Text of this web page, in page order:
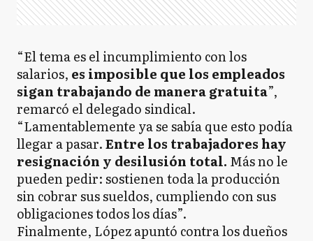
“El tema es el incumplimiento con los
salarios, es imposible que los empleados
sigan trabajando de manera gratuita”,
remarcó el delegado sindical.
“Lamentablemente ya se sabía que esto podía
llegar a pasar.Entre los trabajadores hay
resignación y desilusión total. Más no le
pueden pedir: sostienen toda la producción
sin cobrar sus sueldos, cumpliendo con sus
obligaciones todos los días”.
Finalmente, López apuntó contra los dueños